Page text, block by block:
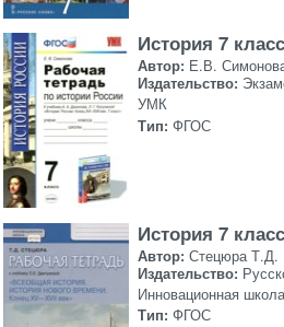
История 7
Автор: Е.В.
Издательство:
УМК
Тип: ФГОС
История 7
Автор: Стецюра Т.Д.
Издательство:
Инновационная школа
Тип: ФГОС